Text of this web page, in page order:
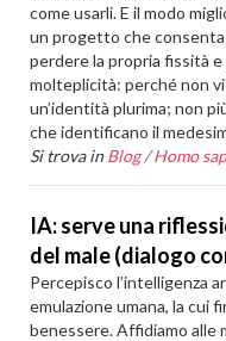
come usarli. E il modo
un progetto che
perdere la propria fissità e
molteplicità: perché non vi
un’identità plurima; non
che identificano il
Si trova in Blog /Homo
IA: serve una
del male (dialogo
Percepisco l’intelligenza
emulazione umana, la cui
benessere. Affidiamo alle